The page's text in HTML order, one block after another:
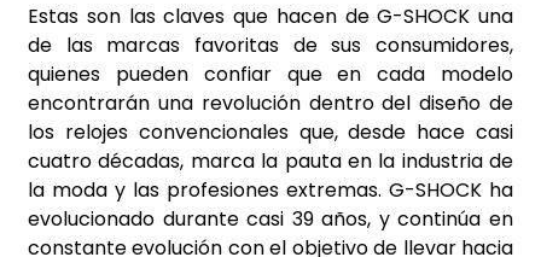
Estas son las claves que hacen de G-SHOCK una
de las marcas favoritas de sus consumidores,
quienes pueden confiar que en cada modelo
encontrarán una revolución dentro del diseño de
los relojes convencionales que, desde hace casi
cuatro décadas, marca la pauta en la industria de
la moda y las profesiones extremas. G-SHOCK ha
evolucionado durante casi 39 años, y continúa en
constante evolución con el objetivo de llevar hacia